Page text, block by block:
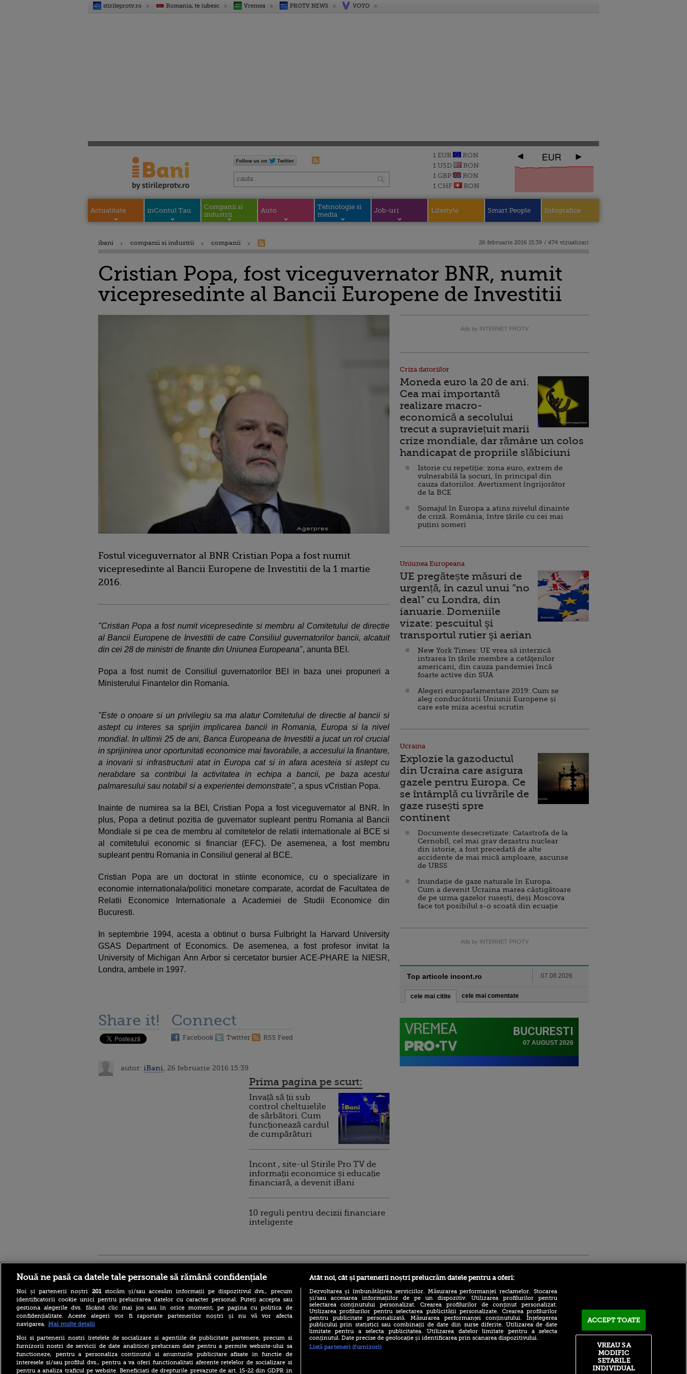
stirileprotv.ro Romania, te iubesc Vremea PROTV NEWS VOYO
1 EUR
RON
1 USD
RON
1 GBP
RON
1 CHF
RON
EUR
Actualitate inContul Tau
Companii si
industrii
Auto
Tehnologie si
media
Job-uri Lifestyle Smart People Infografice
ibani companii si industrii companii 26 februarie 2016 15:39 / 474 vizualizari
Cristian Popa, fost viceguvernator BNR, numit
vicepresedinte al Bancii Europene de Investitii
Fostul viceguvernator al BNR Cristian Popa a fost numit
vicepresedinte al Bancii Europene de Investitii de la 1 martie
2016.
"Cristian Popa a fost numit vicepresedinte si membru al Comitetului de directie
al Bancii Europenede Investitii de catre Consiliul guvernatorilor bancii, alcatuit
din cei 28 de ministri de finante din Uniunea Europeana", anunta BEI.
Popa a fost numit de Consiliul guvernatorilor BEI in baza unei propuneri a
Ministerului Finantelor din Romania.
"Este o onoare si un privilegiu sa ma alatur Comitetului de directie al bancii si
astept cu interes sa sprijin implicarea bancii in Romania, Europa si la nivel
mondial. In ultimii 25 de ani, Banca Europeana de Investitii a jucat un rol crucial
in sprijinirea unor oportunitati economice mai favorabile, a accesului la finantare,
a inovarii si infrastructurii atat in Europa cat si in afara acesteia si astept cu
nerabdare sa contribui la activitatea in echipa a bancii, pe baza acestui
palmaresului sau notabil si a experientei demonstrate", a spus vCristian Popa.
Inainte de numirea sa la BEI, Cristian Popa a fost viceguvernator al BNR. In
plus, Popa a detinut pozitia de guvernator supleant pentru Romania al Bancii
Mondiale si pe cea de membru al comitetelor de relatii internationale al BCE si
al comitetului economic si financiar (EFC). De asemenea, a fost membru
supleant pentru Romania in Consiliul general al BCE.
Cristian Popa are un doctorat in stiinte economice, cu o specializare in
economie internationala/politici monetare comparate, acordat de Facultatea de
Relatii Economice Internationale a Academiei de Studii Economice din
Bucuresti.
In septembrie 1994, acesta a obtinut o bursa Fulbright la Harvard University
GSAS Department of Economics. De asemenea, a fost profesor invitat la
University of Michigan Ann Arbor si cercetator bursier ACE-PHARE la NIESR,
Londra, ambele in 1997.
Share it! Connect
Facebook Twitter RSS Feed
autor: iBani , 26 februarie 2016 15:39
Prima pagina pe scurt:
Invață să ții sub
control cheltuielile
de sărbători. Cum
funcționează cardul
de cumpărături
Incont , site-ul Știrile Pro TV de
informații economice și educație
financiară, a devenit iBani
10 reguli pentru decizii financiare
inteligente
Ads by INTERNET PROTV
Criza datoriilor
Moneda euro la 20 de ani.
Cea mai importantă
realizare macro-
economică a secolului
trecut a supraviețuit marii
crize mondiale, dar rămâne un colos
handicapat de propriile slăbiciuni
Istorie cu repetiție: zona euro, extrem de
vulnerabilă la șocuri, în principal din
cauza datoriilor. Avertisment îngrijorător
de la BCE
Șomajul în Europa a atins nivelul dinainte
de criză. România, între țările cu cei mai
puțini șomeri
Uniunea Europeana
UE pregătește măsuri de
urgență, în cazul unui ”no
deal” cu Londra, din
ianuarie. Domeniile
vizate: pescuitul şi
transportul rutier şi aerian
New York Times: UE vrea să interzică
intrarea în țările membre a cetăţenilor
americani, din cauza pandemiei încă
foarte active din SUA
Alegeri europarlamentare 2019: Cum se
aleg conducătorii Uniunii Europene și
care este miza acestui scrutin
Ucraina
Explozie la gazoductul
din Ucraina care asigura
gazele pentru Europa. Ce
se întâmplă cu livrările de
gaze rusești spre
continent
Documente desecretizate: Catastrofa de la
Cernobîl, cel mai grav dezastru nuclear
din istorie, a fost precedată de alte
accidente de mai mică amploare, ascunse
de URSS
Inundație de gaze naturale în Europa.
Cum a devenit Ucraina marea câștigătoare
de pe urma gazelor rusești, deși Moscova
face tot posibilul s-o scoată din ecuație
Ads by INTERNET PROTV
Top articole incont.ro 07.08.2026
cele mai citite cele mai comentate
româncă a fost arestată în
Germania pentru spionaj în
favoarea Rusiei
Alerta West Nile: două
persoane au murit, iar
(P) Descoperă Lumea
Evenimentelor din România
Atmosferă din altă lume la
Nouă ne pasă ca datele tale personale să rămână confidențiale
Noi și partenerii noștri 201stocăm și/sau accesăm informații pe dispozitivul dvs., precum
identificatorii cookie unici pentru prelucrarea datelor cu caracter personal. Puteți accepta sau
gestiona alegerile dvs. făcând clic mai jos sau în orice moment, pe pagina cu politica de
confidențialitate. Aceste alegeri vor fi raportate partenerilor noștri și nu vă vor afecta
navigarea. Mai multe detalii
Noi si partenerii nostri (retelele de socializare si agentiile de publicitate partenere, precum si
furnizorii nostri de servicii de date analitice) prelucram date pentru a permite website-ului sa
functioneze, pentru a personaliza continutul si anunturile publicitare afisate in functie de
interesele si/sau profilul dvs., pentru a va oferi functionalitati aferente retelelor de socializare si
pentru a analiza traficul pe website. Beneficiati de drepturile prevazute de art. 15-22 din GDPR in
Atât noi, cât și partenerii noștri prelucrăm datele pentru a oferi:
Dezvoltarea și îmbunătățirea serviciilor. Măsurarea performanței reclamelor. Stocarea
și/sau accesarea informațiilor de pe un dispozitiv. Utilizarea profilurilor pentru
selectarea conținutului personalizat. Crearea profilurilor de conținut personalizat.
Utilizarea profilurilor pentru selectarea publicității personalizate. Crearea profilurilor
pentru publicitate personalizată. Măsurarea performanței conținutului. Înțelegerea
publicului prin statistici sau combinații de date din surse diferite. Utilizarea de date
limitate pentru a selecta publicitatea. Utilizarea datelor limitate pentru a selecta
conținutul. Date precise de geolocație și identificarea prin scanarea dispozitivului.
Listă parteneri (furnizori)
ACCEPT TOATE
VREAU SA
MODIFIC
SETARILE
INDIVIDUAL